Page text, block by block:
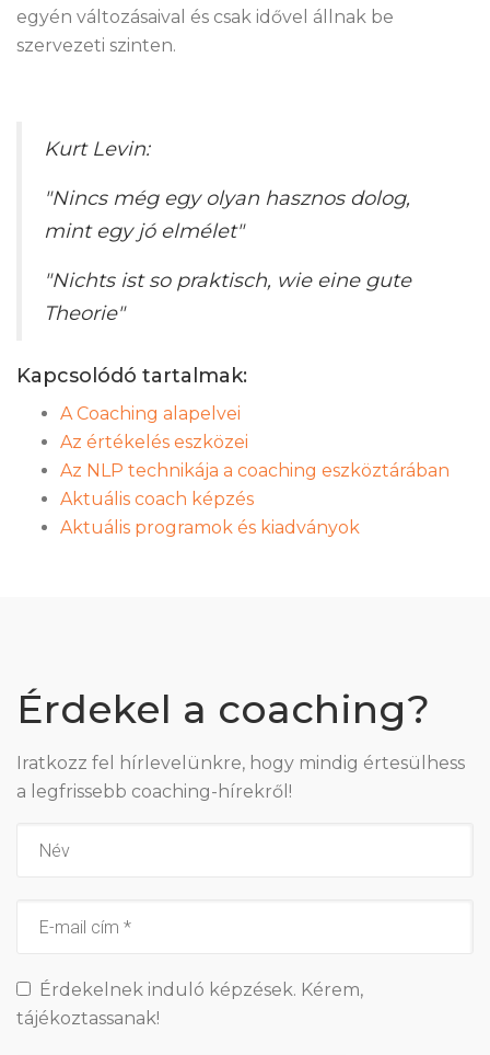
egyén változásaival és csak idővel állnak be
szervezeti szinten.
Kurt Levin:
"Nincs még egy olyan hasznos dolog,
mint egy jó elmélet"
"Nichts ist so praktisch, wie eine gute
Theorie"
Kapcsolódó tartalmak:
A Coaching alapelvei
Az értékelés eszközei
Az NLP technikája a coaching eszköztárában
Aktuális coach képzés
Aktuális programok és kiadványok
Érdekel a coaching?
Iratkozz fel hírlevelünkre, hogy mindig értesülhess
a legfrissebb coaching-hírekről!
Érdekelnek induló képzések. Kérem,
tájékoztassanak!